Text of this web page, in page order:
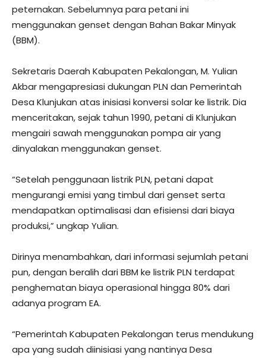
peternakan. Sebelumnya para petani ini
menggunakan genset dengan Bahan Bakar Minyak
(BBM).
Sekretaris Daerah Kabupaten Pekalongan, M. Yulian
Akbar mengapresiasi dukungan PLN dan Pemerintah
Desa Klunjukan atas inisiasi konversi solar ke listrik. Dia
menceritakan, sejak tahun 1990, petani di Klunjukan
mengairi sawah menggunakan pompa air yang
dinyalakan menggunakan genset.
“Setelah penggunaan listrik PLN, petani dapat
mengurangi emisi yang timbul dari genset serta
mendapatkan optimalisasi dan efisiensi dari biaya
produksi,” ungkap Yulian.
Dirinya menambahkan, dari informasi sejumlah petani
pun, dengan beralih dari BBM ke listrik PLN terdapat
penghematan biaya operasional hingga 80% dari
adanya program EA.
“Pemerintah Kabupaten Pekalongan terus mendukung
apa yang sudah diinisiasi yang nantinya Desa